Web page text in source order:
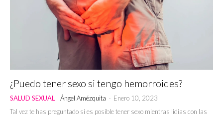
¿Puedo tener sexo si tengo hemorroides?
SALUD SEXUAL Ángel Amézquita - Enero 10, 2023
Tal vez te has preguntado si es posible tener sexo mientras lidias con las